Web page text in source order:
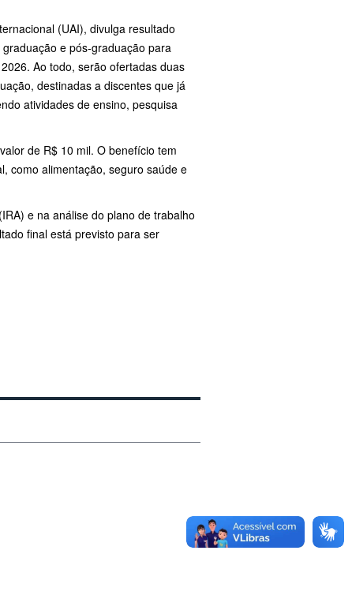
(UAI), divulga resultado
e pós-graduação para
Ao todo, serão ofertadas duas
destinadas a discentes que já
atividades de ensino, pesquisa
de R$ 10 mil. O benefício tem
como alimentação, seguro saúde e
e na análise do plano de trabalho
final está previsto para ser